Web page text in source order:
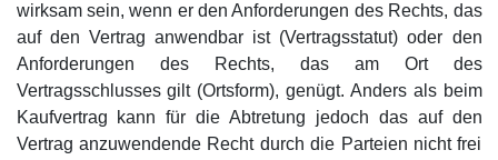
wirksam sein, wenn er den Anforderungen des Rechts, das
auf den Vertrag anwendbar ist (Vertragsstatut) oder den
Anforderungen des Rechts, das am Ort des
Vertragsschlusses gilt (Ortsform), genügt. Anders als beim
Kaufvertrag kann für die Abtretung jedoch das auf den
Vertrag anzuwendende Recht durch die Parteien nicht frei